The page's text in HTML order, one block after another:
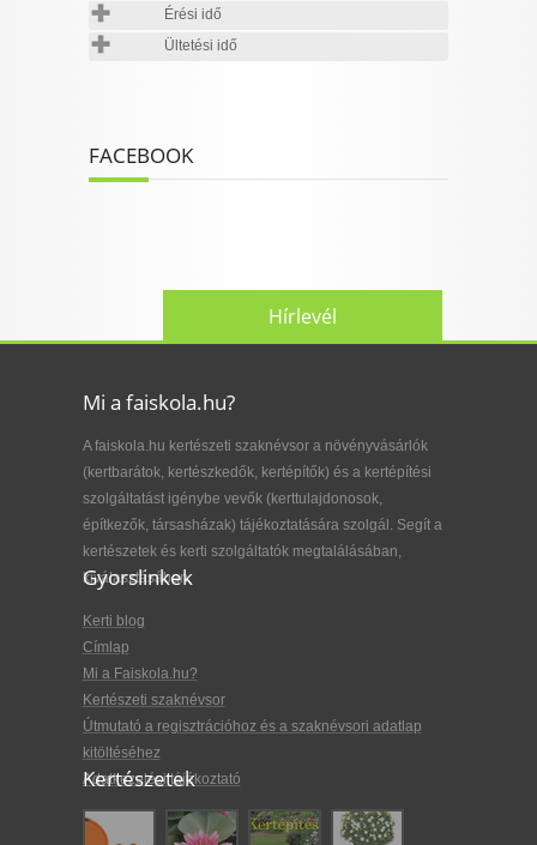
Érési idő
Ültetési idő
FACEBOOK
Hírlevél
Mi a faiskola.hu?
A faiskola.hu kertészeti szaknévsor a növényvásárlók
(kertbarátok, kertészkedők, kertépítők) és a kertépítési
szolgáltatást igénybe vevők (kerttulajdonosok,
építkezők, társasházak) tájékoztatására szolgál. Segít a
kertészetek és kerti szolgáltatók megtalálásában,
kiválasztásában.
Gyorslinkek
Kerti blog
Címlap
Mi a Faiskola.hu?
Kertészeti szaknévsor
Útmutató a regisztrációhoz és a szaknévsori adatlap
kitöltéséhez
Adatkezelési tájékoztató
Kertészetek